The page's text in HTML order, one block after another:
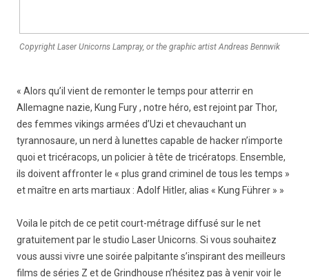
Copyright Laser Unicorns Lampray, or the graphic artist Andreas Bennwik
« Alors qu’il vient de remonter le temps pour atterrir en
Allemagne nazie, Kung Fury , notre héro, est rejoint par Thor,
des femmes vikings armées d’Uzi et chevauchant un
tyrannosaure, un nerd à lunettes capable de hacker n’importe
quoi et tricéracops, un policier à tête de tricératops. Ensemble,
ils doivent affronter le « plus grand criminel de tous les temps »
et maître en arts martiaux : Adolf Hitler, alias « Kung Führer » »
Voila le pitch de ce petit court-métrage diffusé sur le net
gratuitement par le studio Laser Unicorns. Si vous souhaitez
vous aussi vivre une soirée palpitante s’inspirant des meilleurs
films de séries Z et de Grindhouse n’hésitez pas à venir voir le